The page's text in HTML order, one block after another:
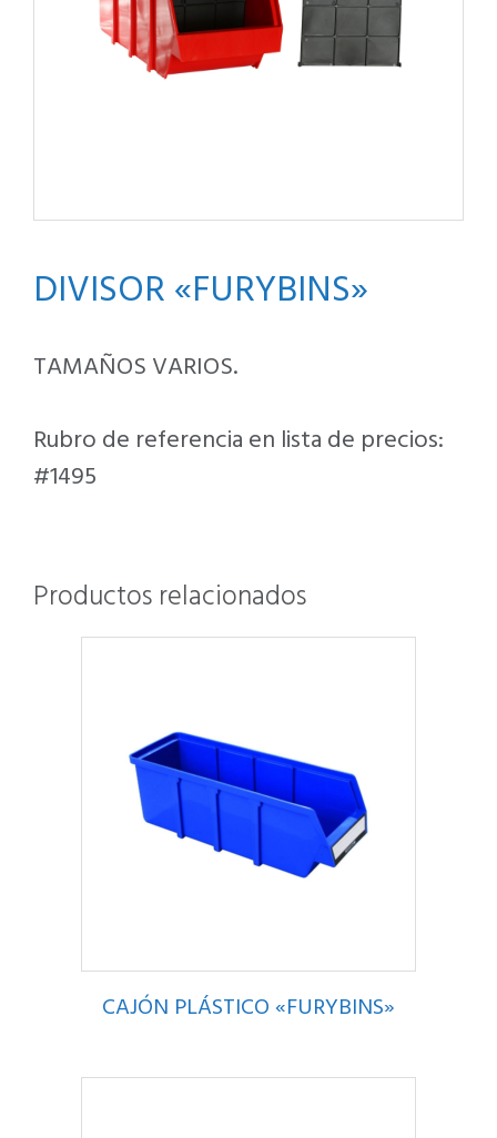
DIVISOR «FURYBINS»
TAMAÑOS VARIOS.
Rubro de referencia en lista de precios:
#1495
Productos relacionados
CAJÓN PLÁSTICO «FURYBINS»